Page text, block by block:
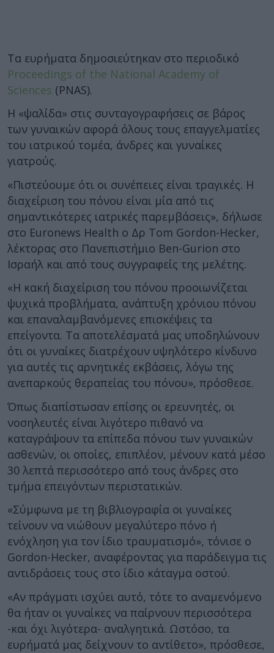
Τα ευρήματα δημοσιεύτηκαν στο περιοδικό
Proceedings of the National Academy of
Sciences (PNAS).
Η «ψαλίδα» στις συνταγογραφήσεις σε βάρος
των γυναικών αφορά όλους τους επαγγελματίες
του ιατρικού τομέα, άνδρες και γυναίκες
γιατρούς.
«Πιστεύουμε ότι οι συνέπειες είναι τραγικές. Η
διαχείριση του πόνου είναι μία από τις
σημαντικότερες ιατρικές παρεμβάσεις», δήλωσε
στο Euronews Health ο Δρ Tom Gordon-Hecker,
λέκτορας στο Πανεπιστήμιο Ben-Gurion στο
Ισραήλ και από τους συγγραφείς της μελέτης.
«Η κακή διαχείριση του πόνου προοιωνίζεται
ψυχικά προβλήματα, ανάπτυξη χρόνιου πόνου
και επαναλαμβανόμενες επισκέψεις τα
επείγοντα. Τα αποτελέσματά μας υποδηλώνουν
ότι οι γυναίκες διατρέχουν υψηλότερο κίνδυνο
για αυτές τις αρνητικές εκβάσεις, λόγω της
ανεπαρκούς θεραπείας του πόνου», πρόσθεσε.
Όπως διαπίστωσαν επίσης οι ερευνητές, οι
νοσηλευτές είναι λιγότερο πιθανό να
καταγράψουν τα επίπεδα πόνου των γυναικών
ασθενών, οι οποίες, επιπλέον, μένουν κατά μέσο
30 λεπτά περισσότερο από τους άνδρες στο
τμήμα επειγόντων περιστατικών.
«Σύμφωνα με τη βιβλιογραφία οι γυναίκες
τείνουν να νιώθουν μεγαλύτερο πόνο ή
ενόχληση για τον ίδιο τραυματισμό», τόνισε ο
Gordon-Hecker, αναφέροντας για παράδειγμα τις
αντιδράσεις τους στο ίδιο κάταγμα οστού.
«Αν πράγματι ισχύει αυτό, τότε το αναμενόμενο
θα ήταν οι γυναίκες να παίρνουν περισσότερα
-και όχι λιγότερα- αναλγητικά. Ωστόσο, τα
ευρήματά μας δείχνουν το αντίθετο», πρόσθεσε,